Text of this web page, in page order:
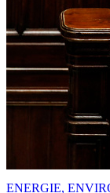
ENERGIE,